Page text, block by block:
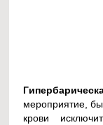
мероприятие,
крови